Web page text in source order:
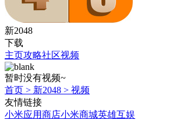
新2048
下载
主页攻略社区视频
暂时没有视频~
首页 > 新2048 > 视频
友情链接
小米应用商店小米商城英雄互娱